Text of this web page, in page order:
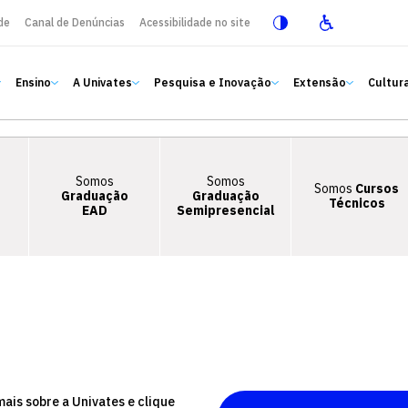
Canal de Denúncias Acessibilidade no site
Ensino A Univates Pesquisa e Inovação Extensão
Somos
Graduação
EAD
Somos
Graduação
Semipresencial
Somos Cursos
Técnicos
sobre a Univates e clique